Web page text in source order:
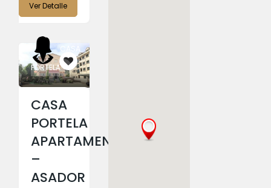
Ver Detalle
CASA
PORTELA
CASA
PORTELA
APARTAMENTOS
–
ASADOR